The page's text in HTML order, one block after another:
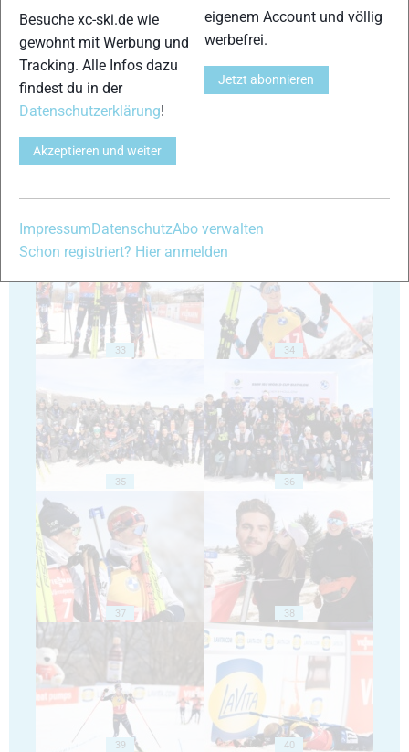
29 30
33 34
35 36
37 38
39 40
Besuche xc-ski.de wie
gewohnt mit Werbung und
Tracking. Alle Infos dazu
findest du in der
Datenschutzerklärung!
Akzeptieren und weiter
eigenem Account und völlig
werbefrei.
Jetzt abonnieren
ImpressumDatenschutzAbo verwalten
Schon registriert? Hier anmelden